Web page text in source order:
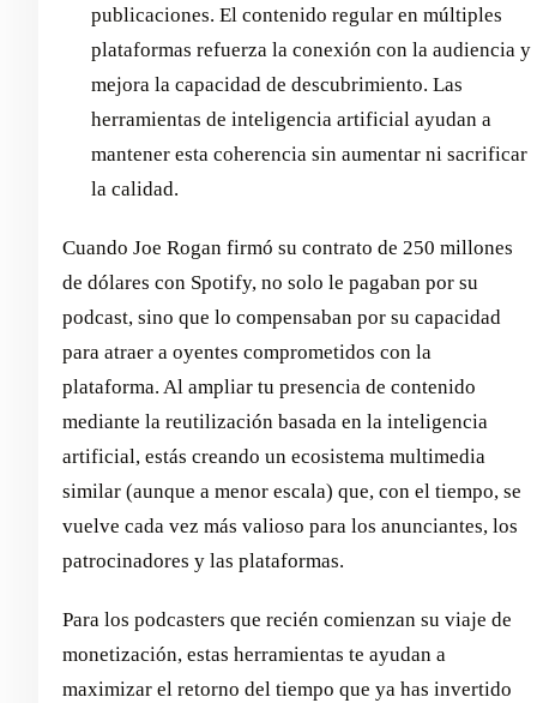
publicaciones. El contenido regular en múltiples
plataformas refuerza la conexión con la audiencia y
mejora la capacidad de descubrimiento. Las
herramientas de inteligencia artificial ayudan a
mantener esta coherencia sin aumentar ni sacrificar
la calidad.
Cuando Joe Rogan firmó su contrato de 250 millones
de dólares con Spotify, no solo le pagaban por su
podcast, sino que lo compensaban por su capacidad
para atraer a oyentes comprometidos con la
plataforma. Al ampliar tu presencia de contenido
mediante la reutilización basada en la inteligencia
artificial, estás creando un ecosistema multimedia
similar (aunque a menor escala) que, con el tiempo, se
vuelve cada vez más valioso para los anunciantes, los
patrocinadores y las plataformas.
Para los podcasters que recién comienzan su viaje de
monetización, estas herramientas te ayudan a
maximizar el retorno del tiempo que ya has invertido